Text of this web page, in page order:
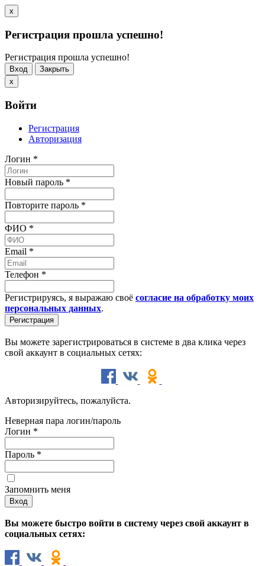
x
Регистрация прошла успешно!
Регистрация прошла успешно!
Вход
Закрыть
x
Войти
Регистрация
Авторизация
Логин *
Новый пароль *
Повторите пароль *
ФИО *
Email *
Телефон *
Регистрируясь, я выражаю своё согласие на обработку моих
персональных данных.
Вы можете зарегистрироваться в системе в два клика через
свой аккаунт в социальных сетях:
Авторизируйтесь, пожалуйста.
Неверная пара логин/пароль
Логин *
Пароль *
Запомнить меня
Вы можете быстро войти в систему через свой аккаунт в
социальных сетях: